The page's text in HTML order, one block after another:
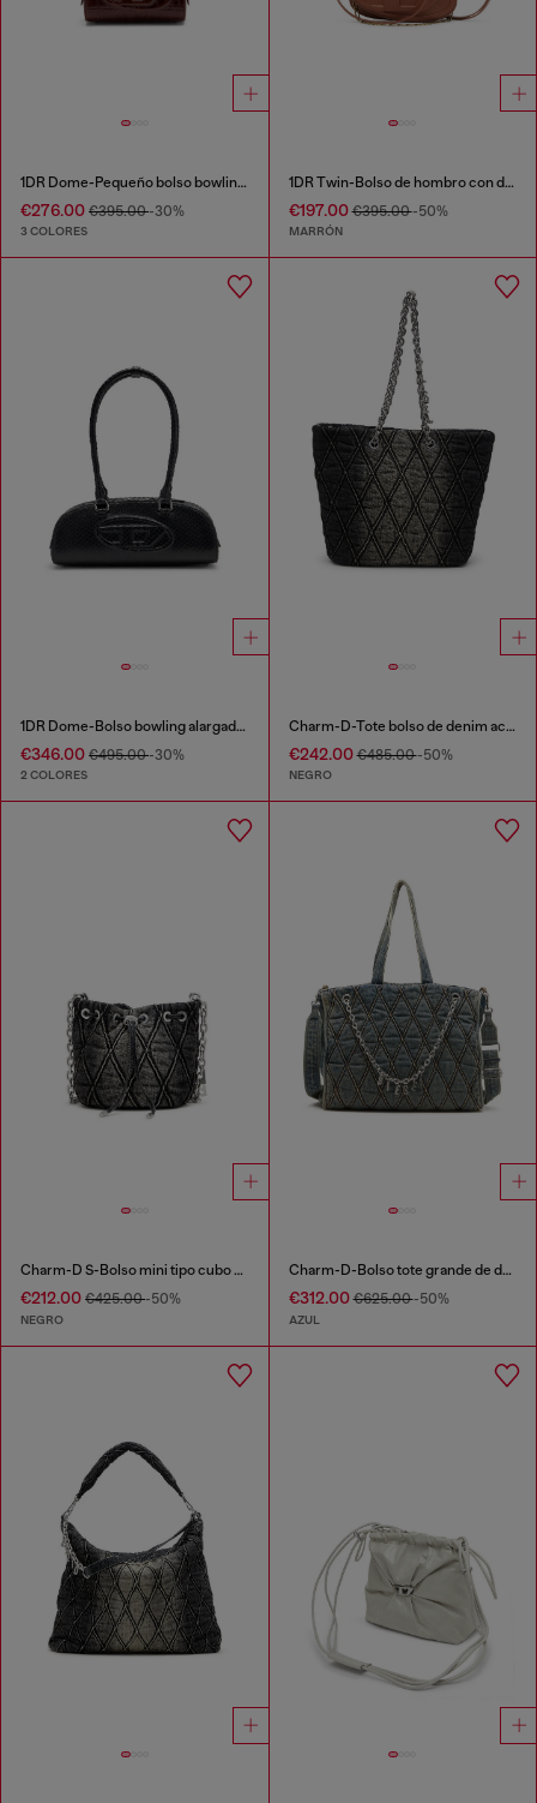
1DR Dome-Pequeño bolso bowling en piel efecto cocodrilo
€276.00 €395.00-30%
3 COLORES
1DR Twin-Bolso de hombro con doble bolsillo en cuero pull-up
€197.00€395.00-50%
MARRÓN
1DR Dome-Bolso bowling alargado en piel efecto serpiente
€346.00 €495.00-30%
2 COLORES
Charm-D-Tote bolso de denim acolchado
€242.00€485.00-50%
NEGRO
Charm-D S-Bolso mini tipo cubo en denim acolchado tratado
€212.00 €425.00-50%
NEGRO
Charm-D-Bolso tote grande de denim acolchado
€312.00€625.00-50%
AZUL